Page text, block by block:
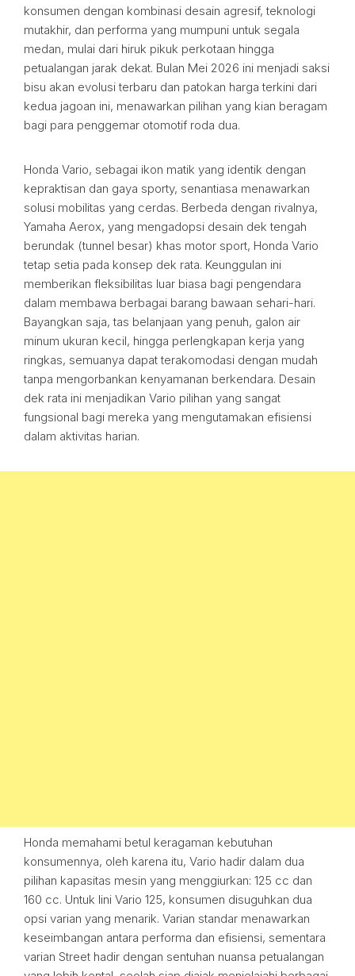
konsumen dengan kombinasi desain agresif, teknologi
mutakhir, dan performa yang mumpuni untuk segala
medan, mulai dari hiruk pikuk perkotaan hingga
petualangan jarak dekat. Bulan Mei 2026 ini menjadi saksi
bisu akan evolusi terbaru dan patokan harga terkini dari
kedua jagoan ini, menawarkan pilihan yang kian beragam
bagi para penggemar otomotif roda dua.
Honda Vario, sebagai ikon matik yang identik dengan
kepraktisan dan gaya sporty, senantiasa menawarkan
solusi mobilitas yang cerdas. Berbeda dengan rivalnya,
Yamaha Aerox, yang mengadopsi desain dek tengah
berundak (tunnel besar) khas motor sport, Honda Vario
tetap setia pada konsep dek rata. Keunggulan ini
memberikan fleksibilitas luar biasa bagi pengendara
dalam membawa berbagai barang bawaan sehari-hari.
Bayangkan saja, tas belanjaan yang penuh, galon air
minum ukuran kecil, hingga perlengkapan kerja yang
ringkas, semuanya dapat terakomodasi dengan mudah
tanpa mengorbankan kenyamanan berkendara. Desain
dek rata ini menjadikan Vario pilihan yang sangat
fungsional bagi mereka yang mengutamakan efisiensi
dalam aktivitas harian.
Honda memahami betul keragaman kebutuhan
konsumennya, oleh karena itu, Vario hadir dalam dua
pilihan kapasitas mesin yang menggiurkan: 125 cc dan
160 cc. Untuk lini Vario 125, konsumen disuguhkan dua
opsi varian yang menarik. Varian standar menawarkan
keseimbangan antara performa dan efisiensi, sementara
varian Street hadir dengan sentuhan nuansa petualangan